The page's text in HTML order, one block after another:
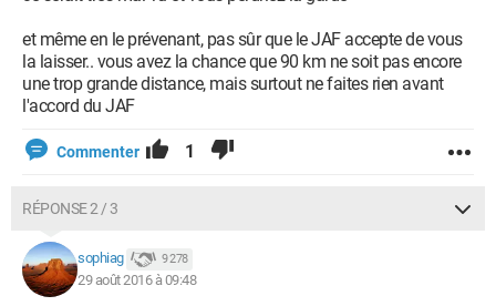
et même en le prévenant, pas sûr que le JAF accepte de vous
la laisser.. vous avez la chance que 90 km ne soit pas encore
une trop grande distance, mais surtout ne faites rien avant
l'accord du JAF
Commenter 1
RÉPONSE 2 / 3
sophiag 9 278
29 août 2016 à 09:48